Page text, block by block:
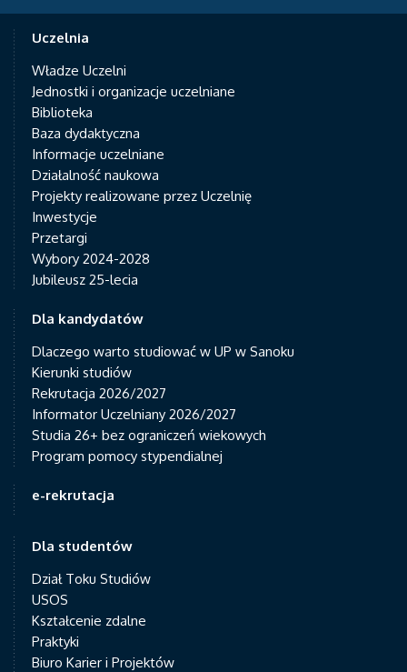
Uczelnia
Władze Uczelni
Jednostki i organizacje uczelniane
Biblioteka
Baza dydaktyczna
Informacje uczelniane
Działalność naukowa
Projekty realizowane przez Uczelnię
Inwestycje
Przetargi
Wybory 2024-2028
Jubileusz 25-lecia
Dla kandydatów
Dlaczego warto studiować w UP w Sanoku
Kierunki studiów
Rekrutacja 2026/2027
Informator Uczelniany 2026/2027
Studia 26+ bez ograniczeń wiekowych
Program pomocy stypendialnej
e-rekrutacja
Dla studentów
Dział Toku Studiów
USOS
Kształcenie zdalne
Praktyki
Biuro Karier i Projektów